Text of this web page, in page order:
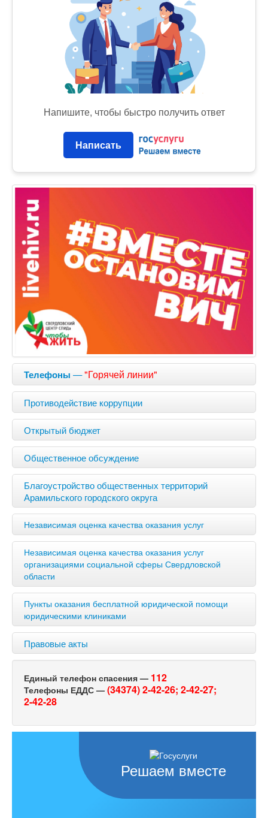
Напишите, чтобы быстро получить ответ
Написать
Телефоны —"Горячей линии"
Противодействие коррупции
Открытый бюджет
Общественное обсуждение
Благоустройство общественных территорий
Арамильского городского округа
Независимая оценка качества оказания услуг
Независимая оценка качества оказания услуг
организациями социальной сферы Свердловской
области
Пункты оказания бесплатной юридической помощи
юридическими клиниками
Правовые акты
Единый телефон спасения — 112
Телефоны ЕДДС — (34374) 2-42-26; 2-42-27;
2-42-28
Решаем вместе